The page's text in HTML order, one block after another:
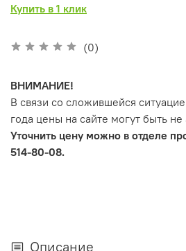
(0)
Купить в 1 клик
ВНИМАНИЕ!
В связи со сложившейся
года цены на сайте могут быть не
Уточнить цену можно в отделе
514-80-08.
Описание